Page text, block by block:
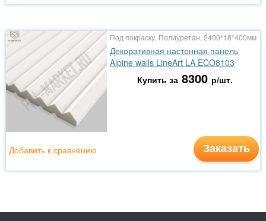
Под покраску, Полиуретан, 2400*18*400мм
Декоративная настенная панель
Alpine walls LineArt LA ECO8103
Купить за 8300 р/шт.
Заказать
Добавить к сравнению